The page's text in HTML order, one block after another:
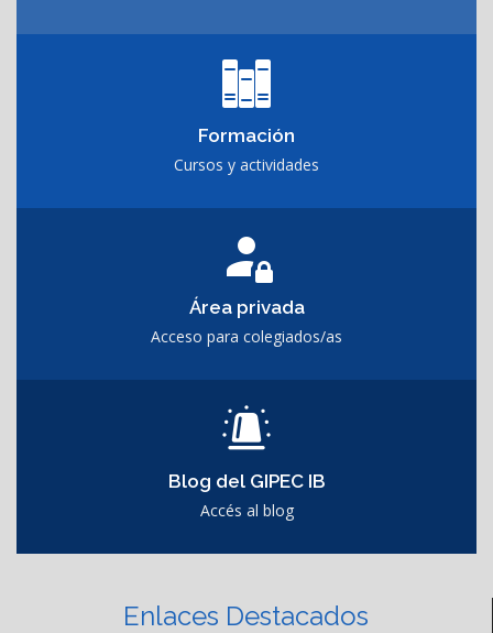
Formación
Cursos y actividades
Área privada
Acceso para colegiados/as
Blog del GIPEC IB
Accés al blog
Enlaces Destacados